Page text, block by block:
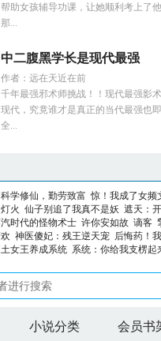
帮助女孩辅导功课，让她顺利考上了
那...
中二腹黑学长是现代最强
作者：远在天近在前
千年最强邪术师挑战！！现代最强影
现代，究竟谁才是真正的当代最强也
全...
科学修仙，勤劳致富 惊！我成了女频
火 仙子别追了我真不是妖 遮天：
时代的怪物术士 许你安如故 谪客
神医傻妃：残王逆天宠 后悔药！
女王养成系统 系统：你给我支楞起
小说分类 会员书